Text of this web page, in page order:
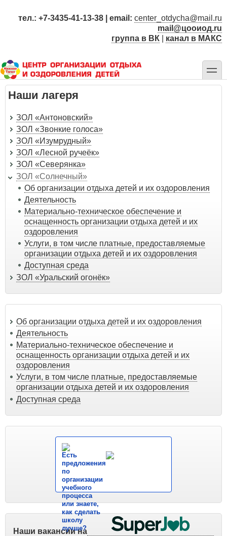
тел.: +7-3435-41-13-38 | email: center_otdycha@mail.ru
mail@цооиод.ru
группа в ВК
канал в МАКС
toggle
Наши лагеря
ЗОЛ «Антоновский»
ЗОЛ «Звонкие голоса»
ЗОЛ «Изумрудный»
ЗОЛ «Лесной ручеёк»
ЗОЛ «Северянка»
ЗОЛ «Солнечный»
Об организации отдыха детей и их оздоровления
Деятельность
Материально-техническое обеспечение и
оснащенность организации отдыха детей и их
оздоровления
Услуги, в том числе платные, предоставляемые
организации отдыха детей и их оздоровления
Доступная среда
ЗОЛ «Уральский огонёк»
Об организации отдыха детей и их оздоровления
Деятельность
Материально-техническое обеспечение и
оснащенность организации отдыха детей и их
оздоровления
Услуги, в том числе платные, предоставляемые
организации отдыха детей и их оздоровления
Доступная среда
Есть
предложения
по
организации
учебного
процесса
или знаете,
как сделать
школу
лучше?
Наши вакансии на